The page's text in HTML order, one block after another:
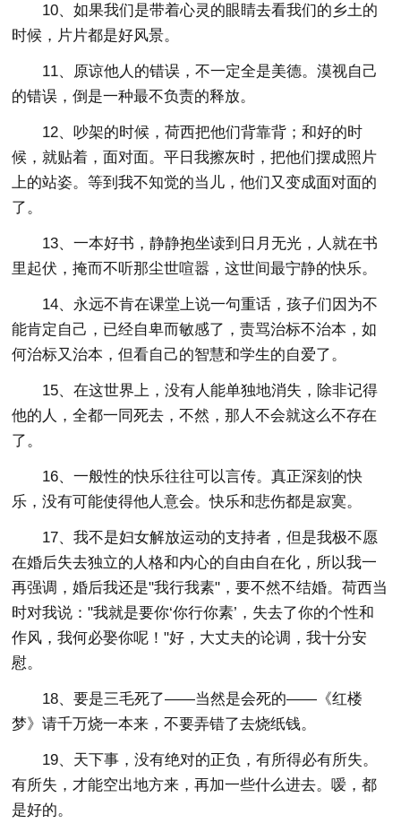
10、如果我们是带着心灵的眼睛去看我们的乡土的
时候，片片都是好风景。
11、原谅他人的错误，不一定全是美德。漠视自己
的错误，倒是一种最不负责的释放。
12、吵架的时候，荷西把他们背靠背；和好的时
候，就贴着，面对面。平日我擦灰时，把他们摆成照片
上的站姿。等到我不知觉的当儿，他们又变成面对面的
了。
13、一本好书，静静抱坐读到日月无光，人就在书
里起伏，掩而不听那尘世喧嚣，这世间最宁静的快乐。
14、永远不肯在课堂上说一句重话，孩子们因为不
能肯定自己，已经自卑而敏感了，责骂治标不治本，如
何治标又治本，但看自己的智慧和学生的自爱了。
15、在这世界上，没有人能单独地消失，除非记得
他的人，全都一同死去，不然，那人不会就这么不存在
了。
16、一般性的快乐往往可以言传。真正深刻的快
乐，没有可能使得他人意会。快乐和悲伤都是寂寞。
17、我不是妇女解放运动的支持者，但是我极不愿
在婚后失去独立的人格和内心的自由自在化，所以我一
再强调，婚后我还是"我行我素"，要不然不结婚。荷西当
时对我说："我就是要你‘你行你素’，失去了你的个性和
作风，我何必娶你呢！"好，大丈夫的论调，我十分安
慰。
18、要是三毛死了——当然是会死的——《红楼
梦》请千万烧一本来，不要弄错了去烧纸钱。
19、天下事，没有绝对的正负，有所得必有所失。
有所失，才能空出地方来，再加一些什么进去。嗳，都
是好的。